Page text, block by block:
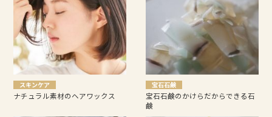
スキンケア
ナチュラル素材のヘアワックス
宝石石鹸
宝石石鹸のかけらだからできる石
鹸